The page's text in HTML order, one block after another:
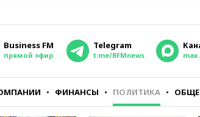
Business FM
прямой эфир
Telegram
t.me/BFMnews
ФИНАНСЫ ПОЛИТИКА